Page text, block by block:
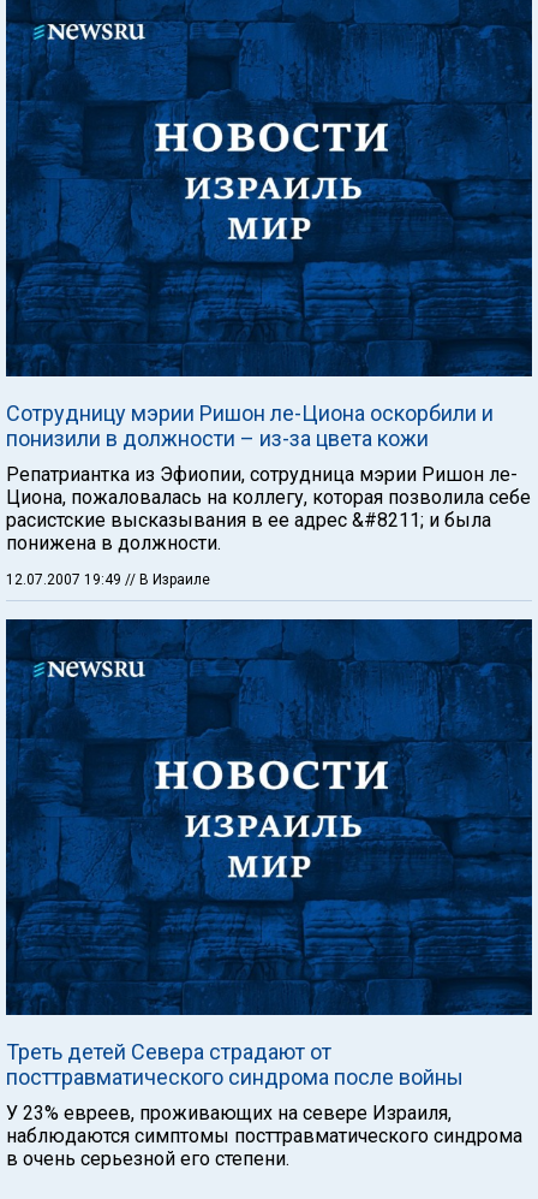
Сотрудницу мэрии Ришон ле-Циона оскорбили и
понизили в должности – из-за цвета кожи
Репатриантка из Эфиопии, сотрудница мэрии Ришон ле-
Циона, пожаловалась на коллегу, которая позволила себе
расистские высказывания в ее адрес &#8211; и была
понижена в должности.
12.07.2007 19:49 // В Израиле
Треть детей Севера страдают от
посттравматического синдрома после войны
У 23% евреев, проживающих на севере Израиля,
наблюдаются симптомы посттравматического синдрома
в очень серьезной его степени.